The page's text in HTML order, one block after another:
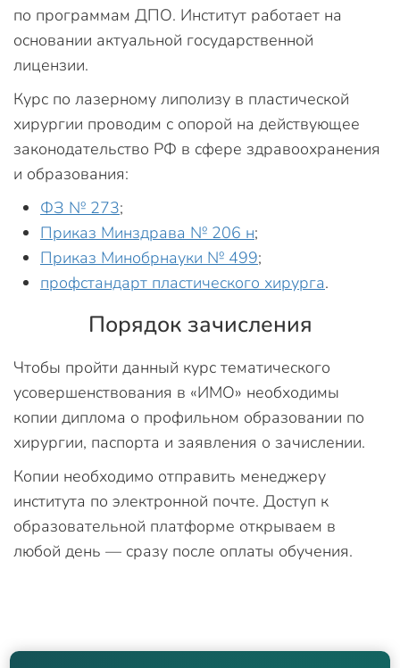
по программам ДПО. Институт работает на
основании актуальной государственной
лицензии.
Курс по лазерному липолизу в пластической
хирургии проводим с опорой на действующее
законодательство РФ в сфере здравоохранения
и образования:
ФЗ № 273;
Приказ Минздрава № 206 н;
Приказ Минобрнауки № 499;
профстандарт пластического хирурга.
Порядок зачисления
Чтобы пройти данный курс тематического
усовершенствования в «ИМО» необходимы
копии диплома о профильном образовании по
хирургии, паспорта и заявления о зачислении.
Копии необходимо отправить менеджеру
института по электронной почте. Доступ к
образовательной платформе открываем в
любой день — сразу после оплаты обучения.